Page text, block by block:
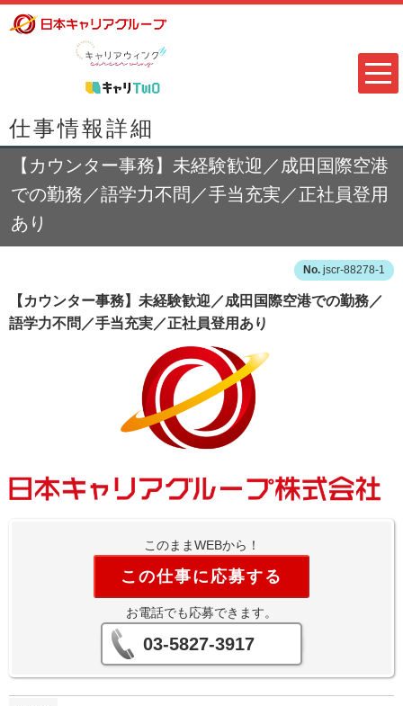
仕事情報詳細
【カウンター事務】未経験歓迎／成田国際空港
での勤務／語学力不問／手当充実／正社員登用
あり
jscr-88278-1
【カウンター事務】未経験歓迎／成田国際空港での勤務／
語学力不問／手当充実／正社員登用あり
このままWEBから！
この仕事に応募する
お電話でも応募できます。
03-5827-3917